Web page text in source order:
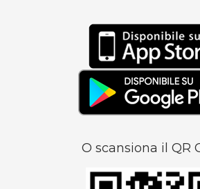
O scansiona il QR